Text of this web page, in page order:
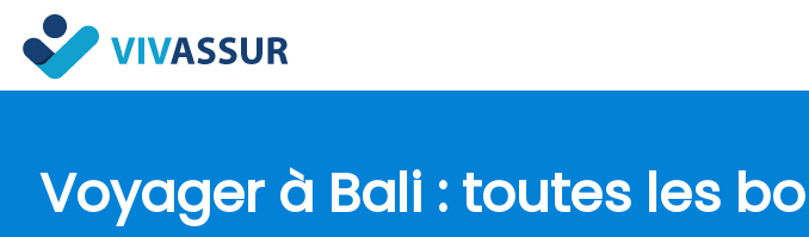
Voyager à Bali : toutes les